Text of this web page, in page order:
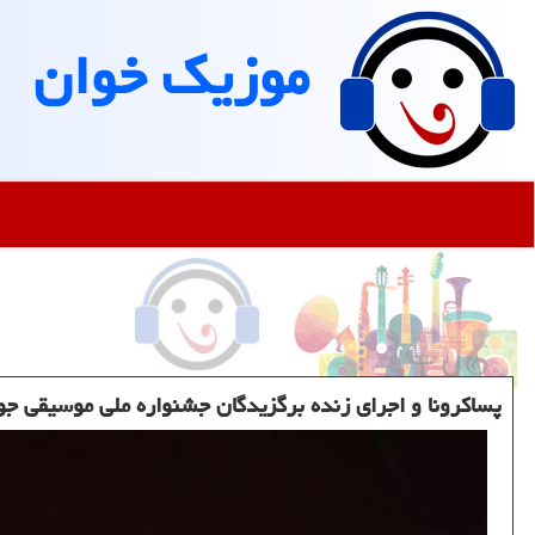
موزیك خوان
پساكرونا و اجرای زنده برگزیدگان جشنواره ملی موسیقی